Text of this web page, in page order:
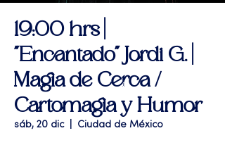
19:00 hrs |
"Encantado" Jordi G. |
Magia de Cerca /
Cartomagia y Humor
sáb, 20 dic
  |
Ciudad de México